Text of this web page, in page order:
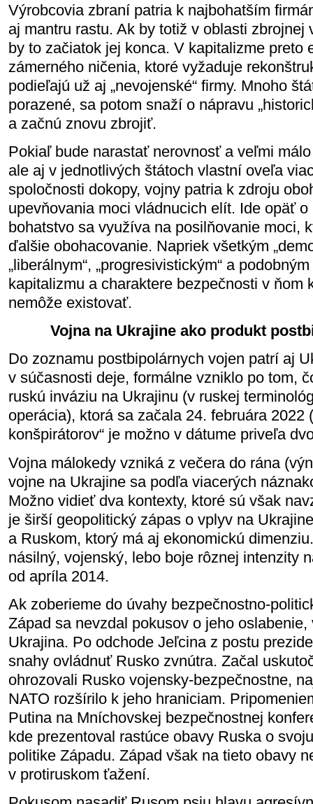
Výrobcovia zbraní patria k najbohatším
aj mantru rastu. Ak by totiž v oblasti zbrojnej
by to začiatok jej konca. V kapitalizme preto
zámerného ničenia, ktoré vyžaduje
podieľajú už aj „nevojenské“ firmy. Mnoho
porazené, sa potom snaží o nápravu
a začnú znovu zbrojiť.
Pokiaľ bude narastať nerovnosť a veľmi
ale aj v jednotlivých štátoch vlastní oveľa
spoločnosti dokopy, vojny patria k zdroju
upevňovania moci vládnucich elít. Ide opäť
bohatstvo sa využíva na posilňovanie moci,
ďalšie obohacovanie. Napriek všetkým
„liberálnym“, „progresivistickým“ a
kapitalizmu a charaktere bezpečnosti v ňom
nemôže existovať.
Vojna na Ukrajine ako produkt
Do zoznamu postbipolárnych vojen patrí aj
v súčasnosti deje, formálne vzniklo po tom,
ruskú inváziu na Ukrajinu (v ruskej
operácia), ktorá sa začala 24. februára 2022
konšpirátorov“ je možno v dátume priveľa
Vojna málokedy vzniká z večera do rána
vojne na Ukrajine sa podľa viacerých
Možno vidieť dva kontexty, ktoré sú však
je širší geopolitický zápas o vplyv na
a Ruskom, ktorý má aj ekonomickú
násilný, vojenský, lebo boje rôznej intenzity
od apríla 2014.
Ak zoberieme do úvahy bezpečnostno-
Západ sa nevzdal pokusov o jeho
Ukrajina. Po odchode Jeľcina z postu
snahy ovládnuť Rusko zvnútra. Začal
ohrozovali Rusko vojensky-bezpečnostne,
NATO rozšírilo k jeho hraniciam.
Putina na Mníchovskej bezpečnostnej
kde prezentoval rastúce obavy Ruska o
politike Západu. Západ však na tieto obavy
v protiruskom ťažení.